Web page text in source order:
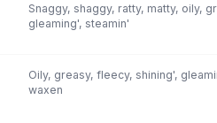
Snaggy, shaggy, ratty, matty, oily,
gleaming', steamin'
Oily, greasy, fleecy, shining',
waxen